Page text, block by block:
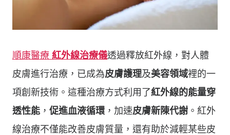
順康醫療 紅外線治療儀透過釋放紅外線，對人體
皮膚進行治療，已成為皮膚護理及美容領域裡的一
項創新技術。這種治療方式利用了紅外線的能量穿
透性能 ， 促進血液循環 ，加速皮膚新陳代謝 。紅外
線治療不僅能改善皮膚質量，還有助於減輕某些皮